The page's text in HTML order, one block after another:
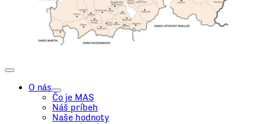
O nás
Čo je MAS
Náš príbeh
Naše hodnoty